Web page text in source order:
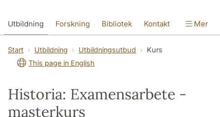
Utbildning Forskning Bibliotek Kontakt
Om oss
Mer
Start Utbildning Utbildningsutbud
Kurs
This page in English
Historia: Examensarbete -
masterkurs